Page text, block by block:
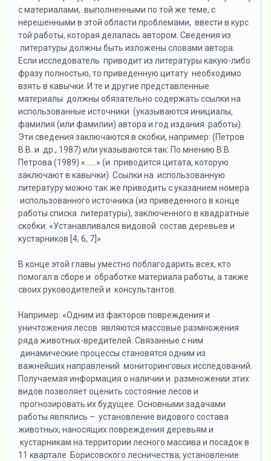
с материалами, выполненными по той же теме, с
нерешенными в этой области проблемами, ввести в курс
той работы, которая делалась автором. Сведения из
литературы должны быть изложены словами автора.
Если исследователь приводит из литературы какую-либо
фразу полностью, то приведенную цитату необходимо
взять в кавычки. И те и другие представленные
материалы должны обязательно содержать ссылки на
использованные источники (указываются инициалы,
фамилия (или фамилии) автора и год издания работы).
Эти сведения заключаются в скобки, например: (Петров
В.В. и др., 1987) или указываются так: По мнению В.В.
Петрова (1989) «……» (и приводится цитата, которую
заключают в кавычки). Ссылки на использованную
литературу можно так же приводить с указанием номера
использованного источника (из приведенного в конце
работы списка литературы), заключенного в квадратные
скобки: «Устанавливался видовой состав деревьев и
кустарников [4, 6, 7]».
В конце этой главы уместно поблагодарить всех, кто
помогал в сборе и обработке материала работы, а также
своих руководителей и консультантов.
Например: «Одним из факторов повреждения и
уничтожения лесов являются массовые размножения
ряда животных-вредителей. Связанные с ним
динамические процессы становятся одним из
важнейших направлений мониторинговых исследований.
Получаемая информация о наличии и размножении этих
видов позволяет оценить состояние лесов и
прогнозировать их будущее. Основными задачами
работы являлись – установление видового состава
животных, наносящих повреждения деревьям и
кустарникам на территории лесного массива и посадок в
11 квартале Борисовского лесничества; установление